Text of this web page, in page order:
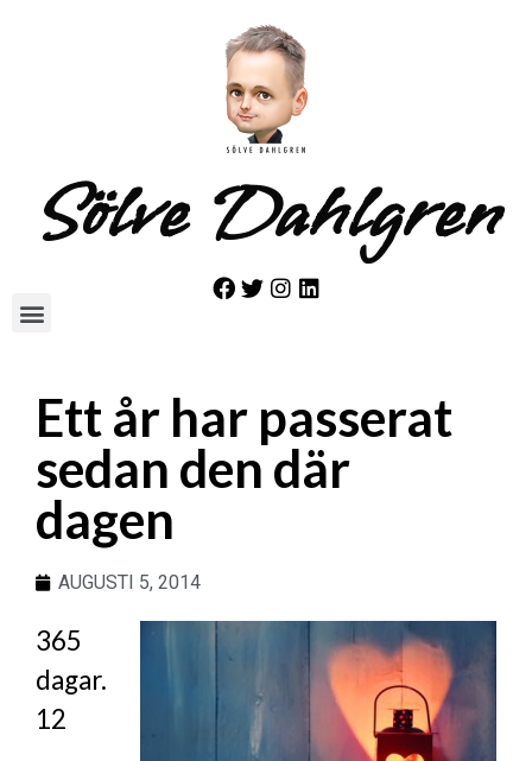
Sölve Dahlgren
Ett år har passerat
sedan den där
dagen
AUGUSTI 5, 2014
365
dagar.
12